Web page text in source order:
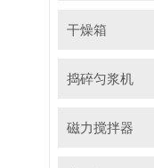
干燥箱
捣碎匀浆机
磁力搅拌器